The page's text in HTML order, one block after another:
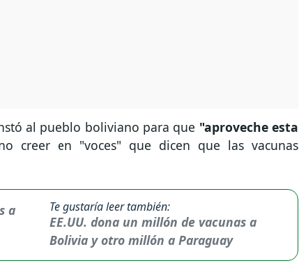
al pueblo boliviano para que "aproveche esta
creer en "voces" que dicen que las vacunas
Te gustaría leer también:
EE.UU. dona un millón de vacunas a
Bolivia y otro millón a Paraguay